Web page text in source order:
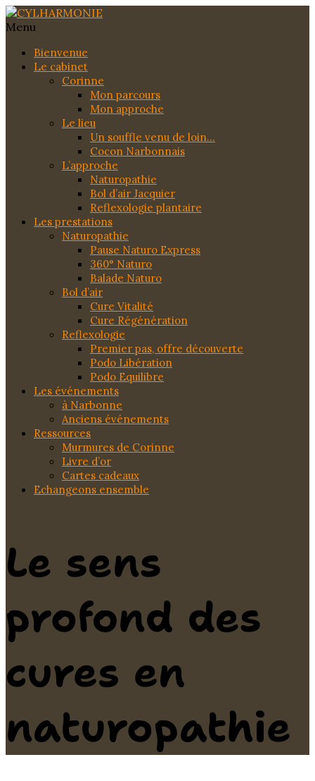
Menu
Bienvenue
Le cabinet
Corinne
Mon parcours
Mon approche
Le lieu
Un souffle venu de loin…
Cocon Narbonnais
L’approche
Naturopathie
Bol d’air Jacquier
Reflexologie plantaire
Les prestations
Naturopathie
Pause Naturo Express
360° Naturo
Balade Naturo
Bol d’air
Cure Vitalité
Cure Régénération
Reflexologie
Premier pas, offre découverte
Podo Libération
Podo Equilibre
Les événements
à Narbonne
Anciens événements
Ressources
Murmures de Corinne
Livre d’or
Cartes cadeaux
Echangeons ensemble
Le sens
profond des
cures en
naturopathie